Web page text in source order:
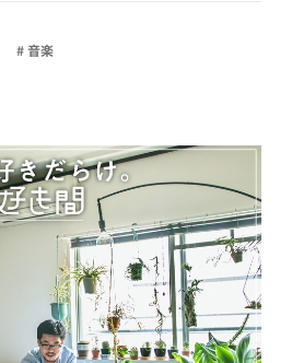
# 音楽